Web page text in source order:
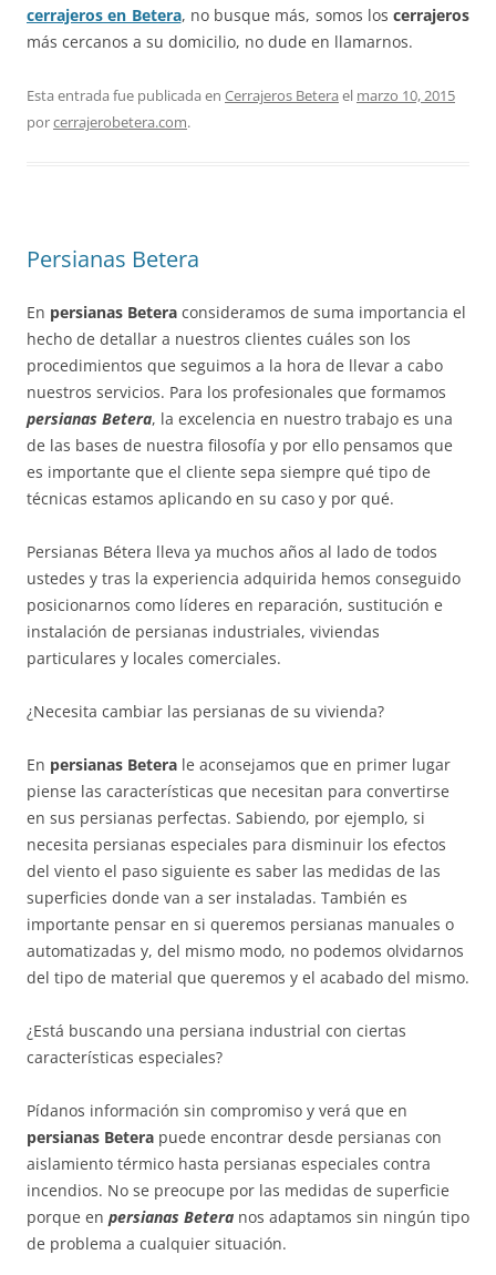
cerrajeros en Betera, no busque más, somos los cerrajeros
más cercanos a su domicilio, no dude en llamarnos.
Esta entrada fue publicada en Cerrajeros Betera el marzo 10, 2015
porcerrajerobetera.com.
Persianas Betera
En persianas Betera consideramos de suma importancia el
hecho de detallar a nuestros clientes cuáles son los
procedimientos que seguimos a la hora de llevar a cabo
nuestros servicios. Para los profesionales que formamos
persianas Betera, la excelencia en nuestro trabajo es una
de las bases de nuestra filosofía y por ello pensamos que
es importante que el cliente sepa siempre qué tipo de
técnicas estamos aplicando en su caso y por qué.
Persianas Bétera lleva ya muchos años al lado de todos
ustedes y tras la experiencia adquirida hemos conseguido
posicionarnos como líderes en reparación, sustitución e
instalación de persianas industriales, viviendas
particulares y locales comerciales.
¿Necesita cambiar las persianas de su vivienda?
En persianas Betera le aconsejamos que en primer lugar
piense las características que necesitan para convertirse
en sus persianas perfectas. Sabiendo, por ejemplo, si
necesita persianas especiales para disminuir los efectos
del viento el paso siguiente es saber las medidas de las
superficies donde van a ser instaladas. También es
importante pensar en si queremos persianas manuales o
automatizadas y, del mismo modo, no podemos olvidarnos
del tipo de material que queremos y el acabado del mismo.
¿Está buscando una persiana industrial con ciertas
características especiales?
Pídanos información sin compromiso y verá que en
persianas Betera puede encontrar desde persianas con
aislamiento térmico hasta persianas especiales contra
incendios. No se preocupe por las medidas de superficie
porque en persianas Betera nos adaptamos sin ningún tipo
de problema a cualquier situación.